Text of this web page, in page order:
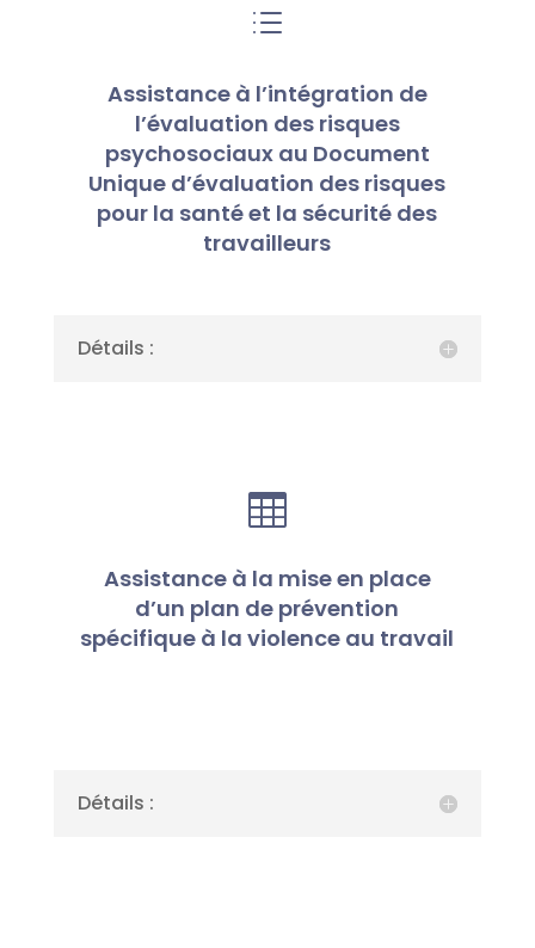
d
Assistance à l’intégration de
l’évaluation des risques
psychosociaux au Document
Unique d’évaluation des risques
pour la santé et la sécurité des
travailleurs
Détails :

Assistance à la mise en place
d’un plan de prévention
spécifique à la violence au travail
Détails :